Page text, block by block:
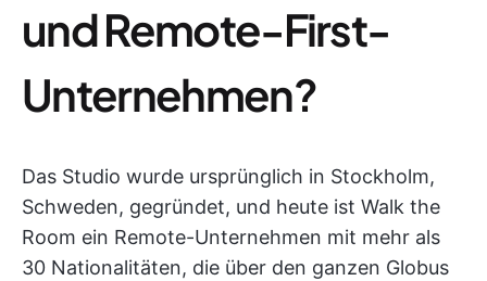
und Remote-First-
Unternehmen?
Das Studio wurde ursprünglich in Stockholm,
Schweden, gegründet, und heute ist Walk the
Room ein Remote-Unternehmen mit mehr als
30 Nationalitäten, die über den ganzen Globus